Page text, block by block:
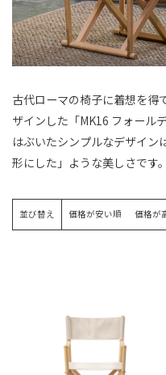
古代ローマの椅子に着想を得
ザインした「MK16 フォール
はぶいたシンプルなデザイン
形にした」ような美しさです。
並び替え 価格が安い順 価格が